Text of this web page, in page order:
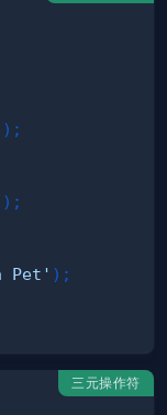
) ;
) ;
Pet' ) ;
三元操作符